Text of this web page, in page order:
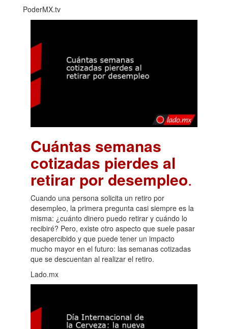
PoderMX.tv
Cuántas semanas
cotizadas pierdes al
retirar por desempleo.
Cuando una persona solicita un retiro por
desempleo, la primera pregunta casi siempre es la
misma: ¿cuánto dinero puedo retirar y cuándo lo
recibiré? Pero, existe otro aspecto que suele pasar
desapercibido y que puede tener un impacto
mucho mayor en el futuro: las semanas cotizadas
que se descuentan al realizar el retiro.
Lado.mx